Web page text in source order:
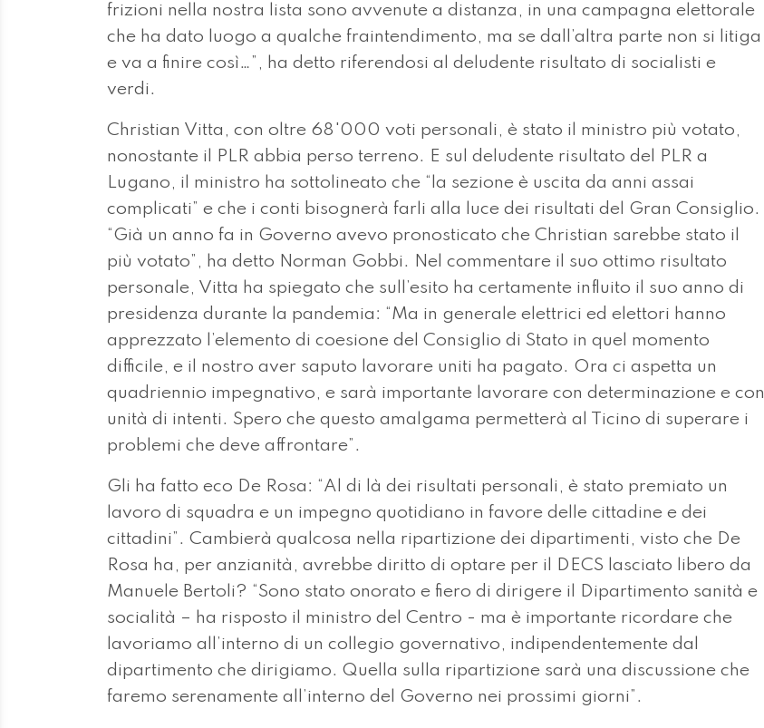
frizioni nella nostra lista sono avvenute a distanza, in una campagna elettorale
che ha dato luogo a qualche fraintendimento, ma se dall’altra parte non si litiga
e va a finire così…”, ha detto riferendosi al deludente risultato di socialisti e
verdi.
Christian Vitta, con oltre 68'000 voti personali, è stato il ministro più votato,
nonostante il PLR abbia perso terreno. E sul deludente risultato del PLR a
Lugano, il ministro ha sottolineato che “la sezione è uscita da anni assai
complicati” e che i conti bisognerà farli alla luce dei risultati del Gran Consiglio.
“Già un anno fa in Governo avevo pronosticato che Christian sarebbe stato il
più votato”, ha detto Norman Gobbi. Nel commentare il suo ottimo risultato
personale, Vitta ha spiegato che sull’esito ha certamente influito il suo anno di
presidenza durante la pandemia: “Ma in generale elettrici ed elettori hanno
apprezzato l’elemento di coesione del Consiglio di Stato in quel momento
difficile, e il nostro aver saputo lavorare uniti ha pagato. Ora ci aspetta un
quadriennio impegnativo, e sarà importante lavorare con determinazione e con
unità di intenti. Spero che questo amalgama permetterà al Ticino di superare i
problemi che deve affrontare”.
Gli ha fatto eco De Rosa: “Al di là dei risultati personali, è stato premiato un
lavoro di squadra e un impegno quotidiano in favore delle cittadine e dei
cittadini”. Cambierà qualcosa nella ripartizione dei dipartimenti, visto che De
Rosa ha, per anzianità, avrebbe diritto di optare per il DECS lasciato libero da
Manuele Bertoli? “Sono stato onorato e fiero di dirigere il Dipartimento sanità e
socialità – ha risposto il ministro del Centro - ma è importante ricordare che
lavoriamo all’interno di un collegio governativo, indipendentemente dal
dipartimento che dirigiamo. Quella sulla ripartizione sarà una discussione che
faremo serenamente all’interno del Governo nei prossimi giorni”.